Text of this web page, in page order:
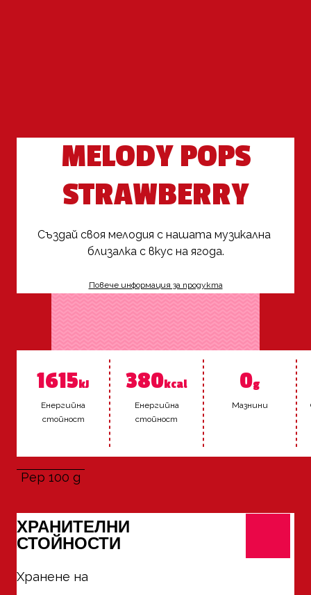
MELODY POPS
STRAWBERRY
Създай своя мелодия с нашата музикална
близалка с вкус на ягода.
Повече информация за продукта
1615kJ
Енер­гий­на
стой­ност
380kcal
Енер­гий­на
стой­ност
0g
Маз­ни­ни
Pер 100 g
ХРАНИТЕЛНИ
СТОЙНОСТИ
Хранене на